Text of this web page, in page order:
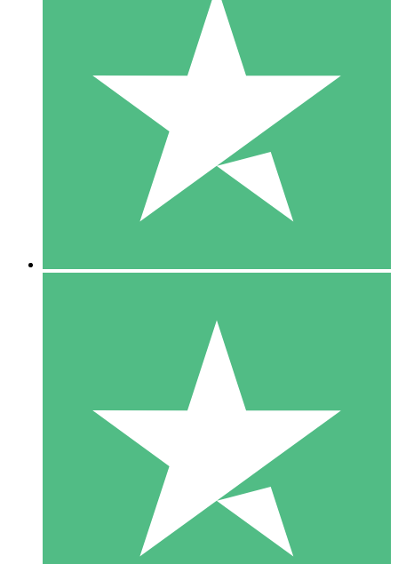
Individuelle Credit-Pakete
Zahlen Sie nach Bedarf mit Download-Credits. Keine
monatliche Verpflichtung erforderlich.
10 00
10 Downloads
20 00